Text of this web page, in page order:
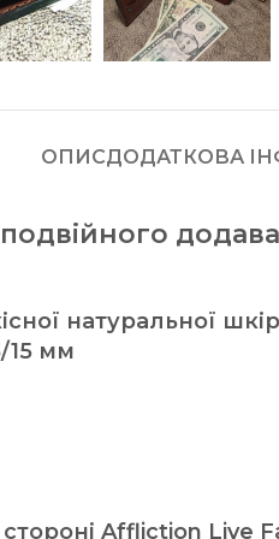
ОПИСДОДАТКОВА
натуральної
15 мм
Affliction Live